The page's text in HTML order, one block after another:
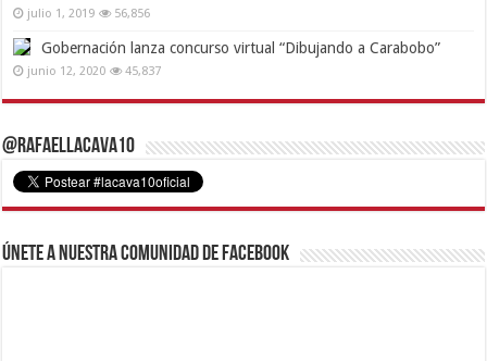
julio 1, 2019 56,856
Gobernación lanza concurso virtual “Dibujando a Carabobo”
junio 12, 2020 45,837
@RafaelLacava10
Únete a nuestra comunidad de Facebook